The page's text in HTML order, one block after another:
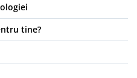
tine?